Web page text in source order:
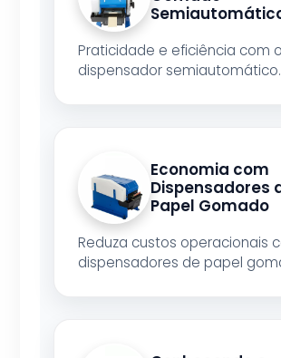
Praticidade e eficiência com o
dispensador semiautomático.
Economia com
Dispensadores
Papel Gomado
Reduza custos operacionais
dispensadores de papel